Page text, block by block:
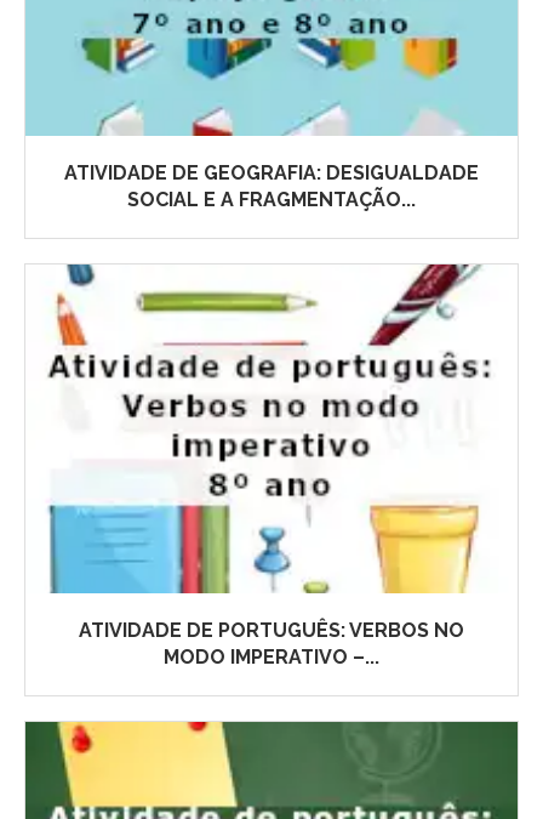
ATIVIDADE DE GEOGRAFIA: DESIGUALDADE
SOCIAL E A FRAGMENTAÇÃO...
ATIVIDADE DE PORTUGUÊS: VERBOS NO
MODO IMPERATIVO –...